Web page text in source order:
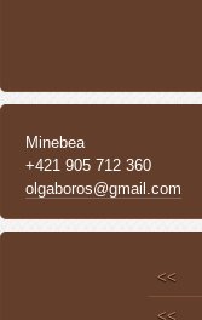
Minebea
+421 905 712 360
olgaboros@gmail.com
<<
<<